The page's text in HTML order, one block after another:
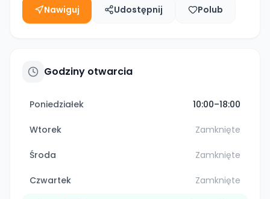
Nawiguj Udostępnij Polub
Godziny otwarcia
Poniedziałek 10:00–18:00
Wtorek Zamknięte
Środa Zamknięte
Czwartek Zamknięte